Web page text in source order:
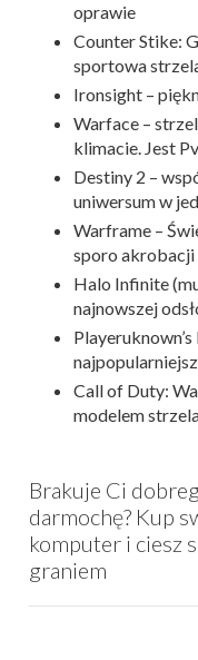
oprawie
Counter Stike:
sportowa
Ironsight –
Warface –
klimacie. Jest
Destiny 2 –
uniwersum w
Warframe –
sporo akrobacji
Halo Infinite
najnowszej
Call of Duty:
modelem
Brakuje Ci
darmochę? Kup
komputer i ciesz
graniem